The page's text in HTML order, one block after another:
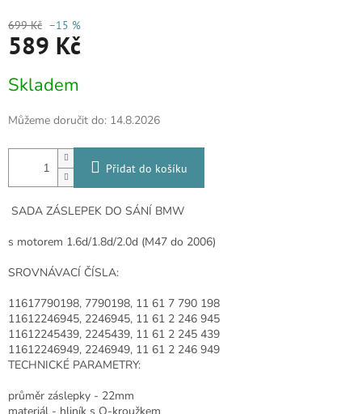
699 Kč –15 %
589 Kč
cena:
Skladem
Můžeme doručit do: 14.8.2026
Přidat do košíku
SADA ZÁSLEPEK DO SÁNÍ BMW
s motorem 1.6d/1.8d/2.0d (M47 do 2006)
SROVNÁVACÍ ČÍSLA:
11617790198, 7790198, 11 61 7 790 198
11612246945, 2246945, 11 61 2 246 945
11612245439, 2245439, 11 61 2 245 439
11612246949, 2246949, 11 61 2 246 949
TECHNICKÉ PARAMETRY:
průměr záslepky - 22mm